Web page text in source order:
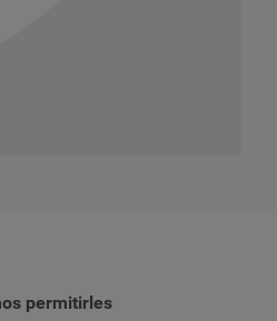
permitirles